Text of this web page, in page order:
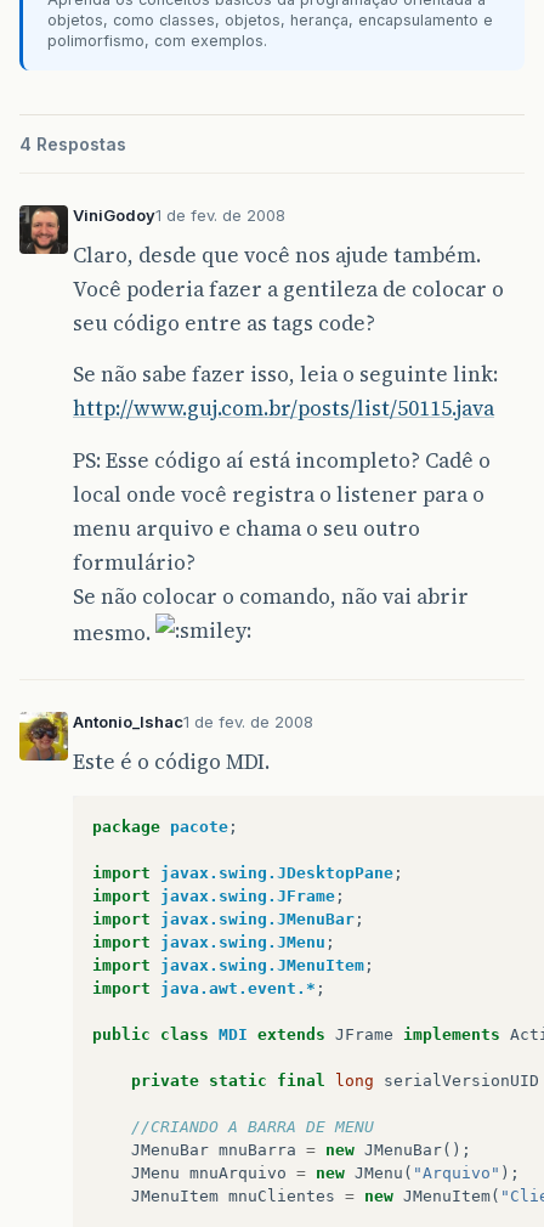
objetos, como classes, objetos, herança, encapsulamento e
polimorfismo, com exemplos.
4 Respostas
ViniGodoy1 de fev. de 2008
Claro, desde que você nos ajude também.
Você poderia fazer a gentileza de colocar o
seu código entre as tags code?
Se não sabe fazer isso, leia o seguinte link:
http://www.guj.com.br/posts/list/50115.java
PS: Esse código aí está incompleto? Cadê o
local onde você registra o listener para o
menu arquivo e chama o seu outro
formulário?
Se não colocar o comando, não vai abrir
mesmo.
Antonio_Ishac1 de fev. de 2008
Este é o código MDI.
package pacote ;
import javax.swing.JDesktopPane ;
import
javax.swing.JFrame ;
import
javax.swing.JMenuBar ;
import
javax.swing.JMenu ;
import
javax.swing.JMenuItem ;
import
java.awt.event.* ;
public class MDI extends JFrame implements
private static final long serialVersionUID
//CRIANDO A BARRA DE MENU
JMenuBar mnuBarra = new JMenuBar();
JMenu mnuArquivo = new JMenu ( "Arquivo" );
JMenuItem mnuClientes = new JMenuItem(